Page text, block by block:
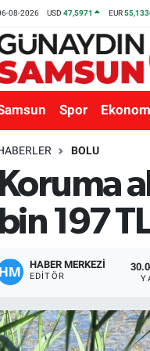
08-2026 USD47,5971 EUR
Spor
BOLU
Koruma
bin 197 TL
HABER MERKEZİ
EDITÖR
Durumu ve Fikstür
Haberleri